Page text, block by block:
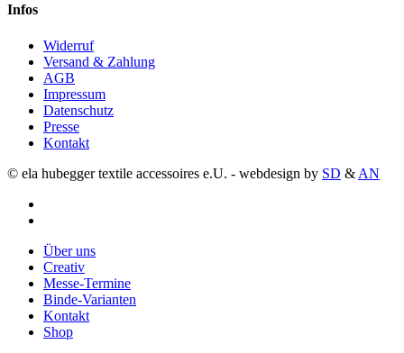
Infos
Widerruf
Versand & Zahlung
AGB
Impressum
Datenschutz
Presse
Kontakt
© ela hubegger textile accessoires e.U. - webdesign by SD & AN
Close
Menu
Über uns
Creativ
Messe-Termine
Binde-Varianten
Kontakt
Shop